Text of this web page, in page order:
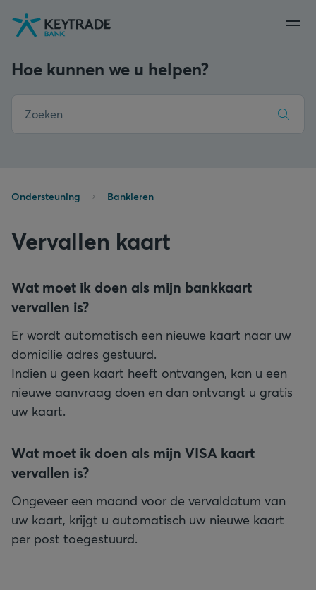
Naar
navigatie
Naar
aanmelden
Naar
inhoud
Hoe kunnen we u helpen?
Ondersteuning Bankieren
Vervallen kaart
Wat moet ik doen als mijn bankkaart
vervallen is?
Er wordt automatisch een nieuwe kaart naar uw
domicilie adres gestuurd.
Indien u geen kaart heeft ontvangen, kan u een
nieuwe aanvraag doen en dan ontvangt u gratis
uw kaart.
Wat moet ik doen als mijn VISA kaart
vervallen is?
Ongeveer een maand voor de vervaldatum van
uw kaart, krijgt u automatisch uw nieuwe kaart
per post toegestuurd.